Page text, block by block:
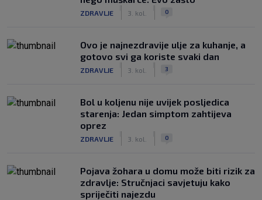
ZDRAVLJE 3. kol. 0
Ovo je najnezdravije ulje za kuhanje, a
gotovo svi ga koriste svaki dan
ZDRAVLJE 3. kol. 3
Bol u koljenu nije uvijek posljedica
starenja: Jedan simptom zahtijeva
oprez
ZDRAVLJE 3. kol. 0
Pojava žohara u domu može biti rizik za
zdravlje: Stručnjaci savjetuju kako
spriječiti najezdu